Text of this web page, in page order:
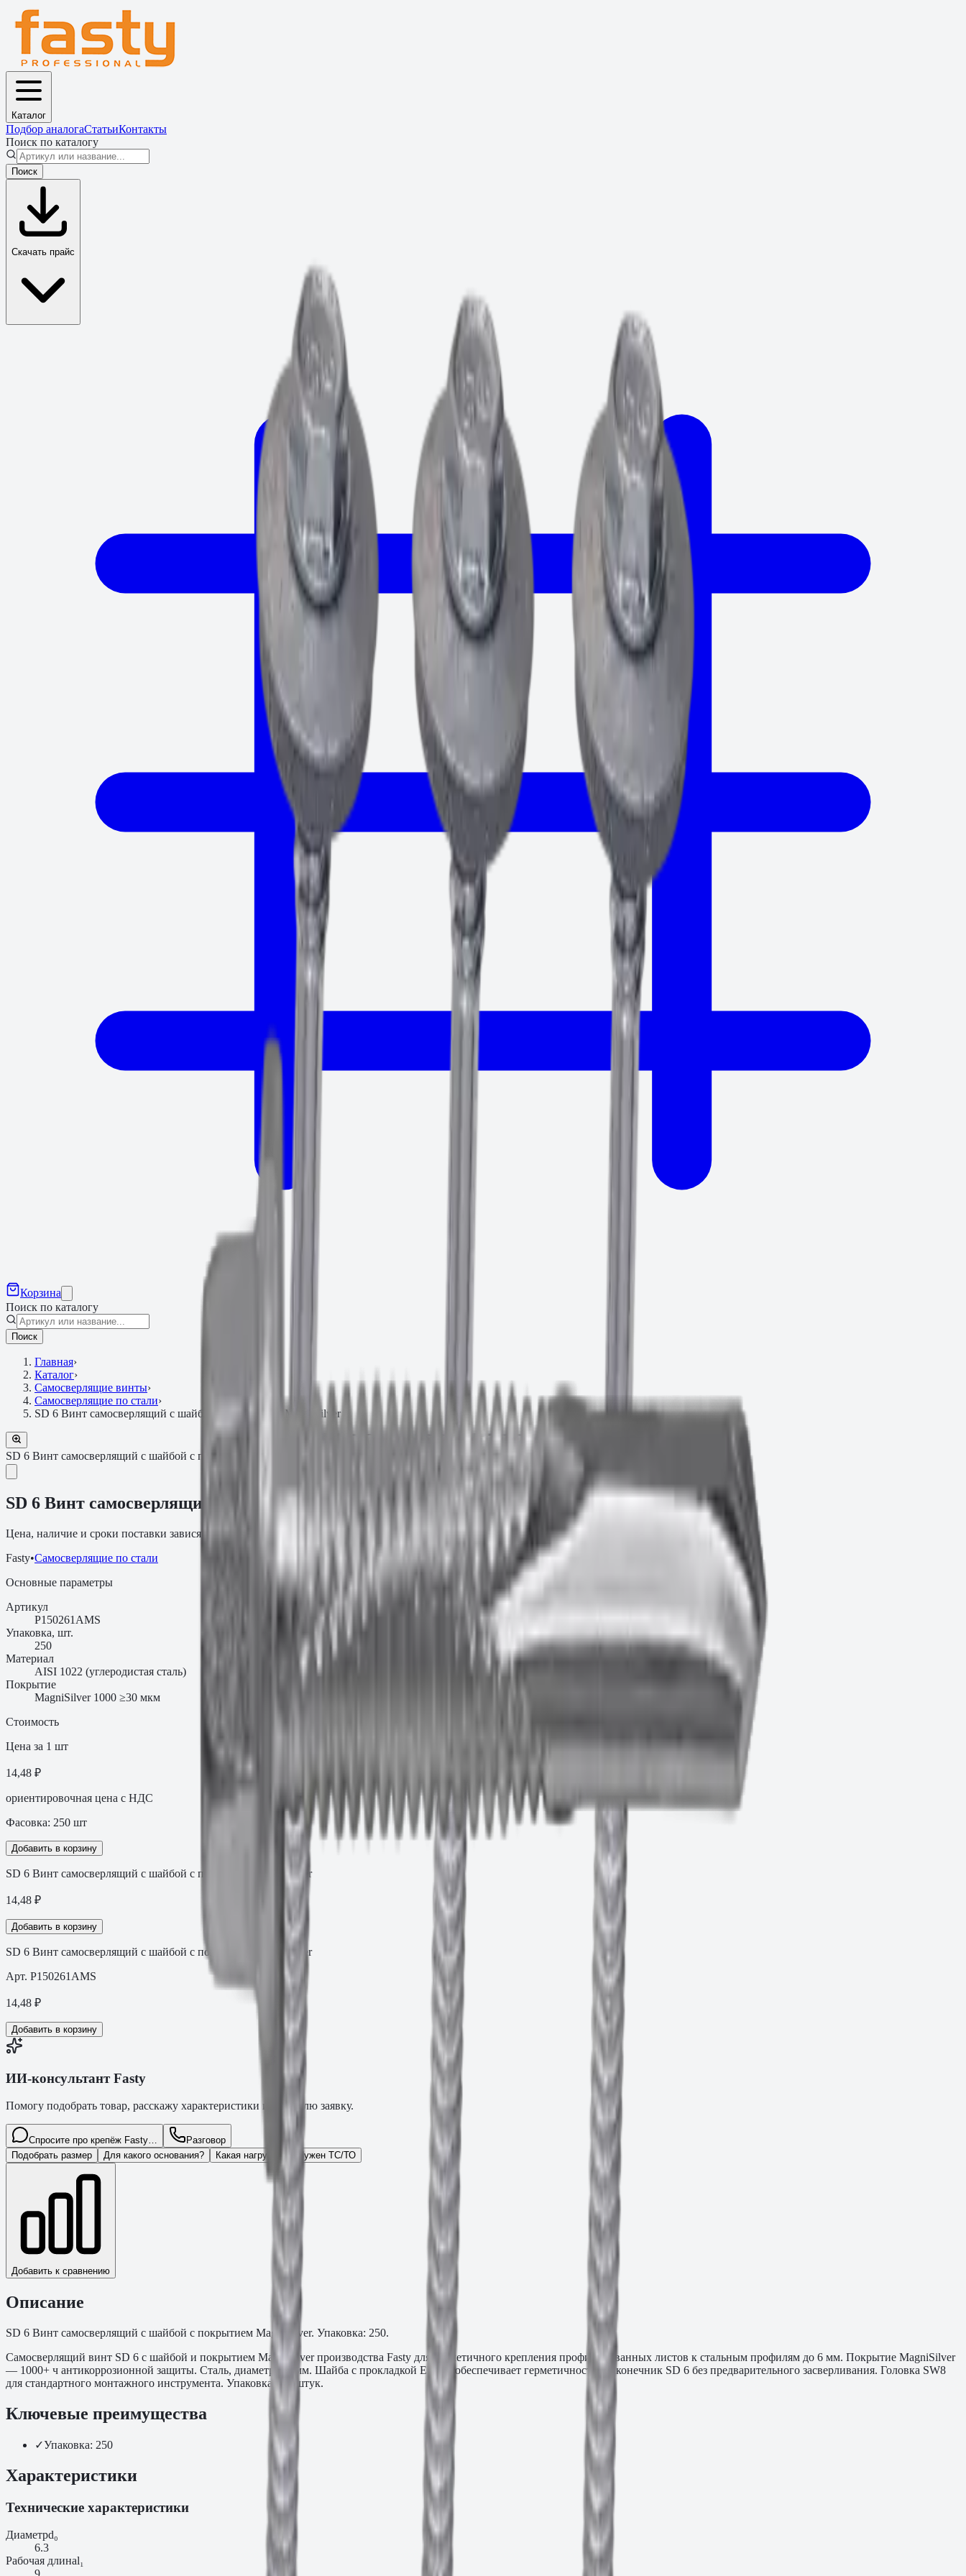
Каталог
Подбор аналогаСтатьиКонтакты
Поиск по каталогу
Поиск
Скачать прайс
Корзина
Поиск по каталогу
Поиск
Главная›
Каталог›
Самосверлящие винты›
Самосверлящие по стали›
SD 6 Винт самосверлящий с шайбой с покрытием MagniSilver
SD 6 Винт самосверлящий с шайбой с покрытием MagniSilver
SD 6 Винт самосверлящий с шайбой с покрытием MagniSilver 6.3×25
Цена, наличие и сроки поставки зависят от артикула, объёма и текущей партии.
Fasty•Самосверлящие по стали
Основные параметры
Артикул
P150261AMS
Упаковка, шт.
250
Материал
AISI 1022 (углеродистая сталь)
Покрытие
MagniSilver 1000 ≥30 мкм
Стоимость
Цена за 1 шт
14,48 ₽
ориентировочная цена с НДС
Фасовка: 250 шт
Добавить в корзину
SD 6 Винт самосверлящий с шайбой с покрытием MagniSilver
14,48 ₽
Добавить в корзину
SD 6 Винт самосверлящий с шайбой с покрытием MagniSilver
Арт. P150261AMS
14,48 ₽
Добавить в корзину
ИИ-консультант Fasty
Помогу подобрать товар, расскажу характеристики и оформлю заявку.
Спросите про крепёж Fasty…
Разговор
Подобрать размер
Для какого основания? Какая нагрузка? Нужен ТС/ТО
Добавить к сравнению
Описание
SD 6 Винт самосверлящий с шайбой с покрытием MagniSilver. Упаковка: 250.
Самосверлящий винт SD 6 с шайбой и покрытием MagniSilver производства Fasty для герметичного крепления профилированных листов к стальным профилям до 6 мм. Покрытие MagniSilver
— 1000+ ч антикоррозионной защиты. Сталь, диаметр 5,5 мм. Шайба с прокладкой EPDM обеспечивает герметичность. Наконечник SD 6 без предварительного засверливания. Головка SW8
для стандартного монтажного инструмента. Упаковка 250 штук.
Ключевые преимущества
✓Упаковка: 250
Характеристики
Технические характеристики
Диаметрd₀
6.3
Рабочая длинаl₁